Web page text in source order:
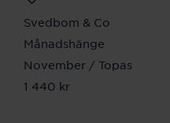
Svedbom & Co
Månadshänge
November / Topas
Pris:1 440 kr
1 440 kr